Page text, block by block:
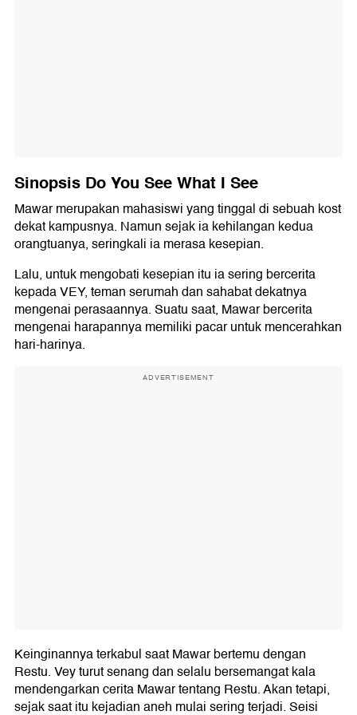
Sinopsis Do You See What I See
Mawar merupakan mahasiswi yang tinggal di sebuah kost
dekat kampusnya. Namun sejak ia kehilangan kedua
orangtuanya, seringkali ia merasa kesepian.
Lalu, untuk mengobati kesepian itu ia sering bercerita
kepada VEY, teman serumah dan sahabat dekatnya
mengenai perasaannya. Suatu saat, Mawar bercerita
mengenai harapannya memiliki pacar untuk mencerahkan
hari-harinya.
ADVERTISEMENT
Keinginannya terkabul saat Mawar bertemu dengan
Restu. Vey turut senang dan selalu bersemangat kala
mendengarkan cerita Mawar tentang Restu. Akan tetapi,
sejak saat itu kejadian aneh mulai sering terjadi. Seisi